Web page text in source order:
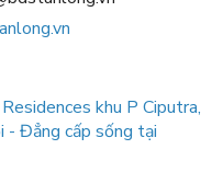
khu P Ciputra,
- Đẳng cấp sống tại